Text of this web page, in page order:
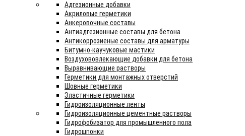
Адгезионные добавки
Акриловые герметики
Анкеровочные составы
Антиадгезионные составы для бетона
Антикоррозиеные составы для арматуры
Битумно-каучуковые мастики
Воздухововлекающие добавки для бетона
Выравнивающие растворы
Герметики для монтажных отверстий
Шовные герметики
Эластичные герметики
Гидроизоляционные ленты
Гидроизоляционные цементные растворы
Гидрофобизатор для промышленного пола
Гидрошпонки